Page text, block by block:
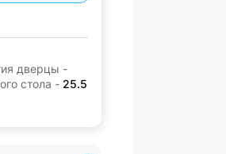
дверцы -
стола - 25.5